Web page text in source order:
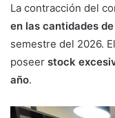
La contracción del
en las cantidades
semestre del 2026.
poseer stock
año.